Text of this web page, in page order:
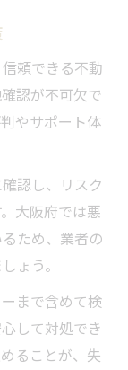
頼できる不動
認が不可欠で
やサポート体
認し、リスク
大阪府では悪
ため、業者の
ょう。
まで含めて検
して対処でき
ることが、失